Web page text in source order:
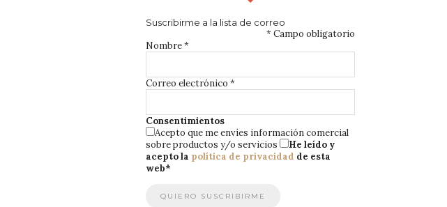
Suscribirme a la lista de correo
* Campo obligatorio
Nombre*
Correo electrónico *
Consentimientos
Acepto que me envíes información comercial
sobre productos y/o servicios
He leído y
acepto la política de privacidad de esta
web*